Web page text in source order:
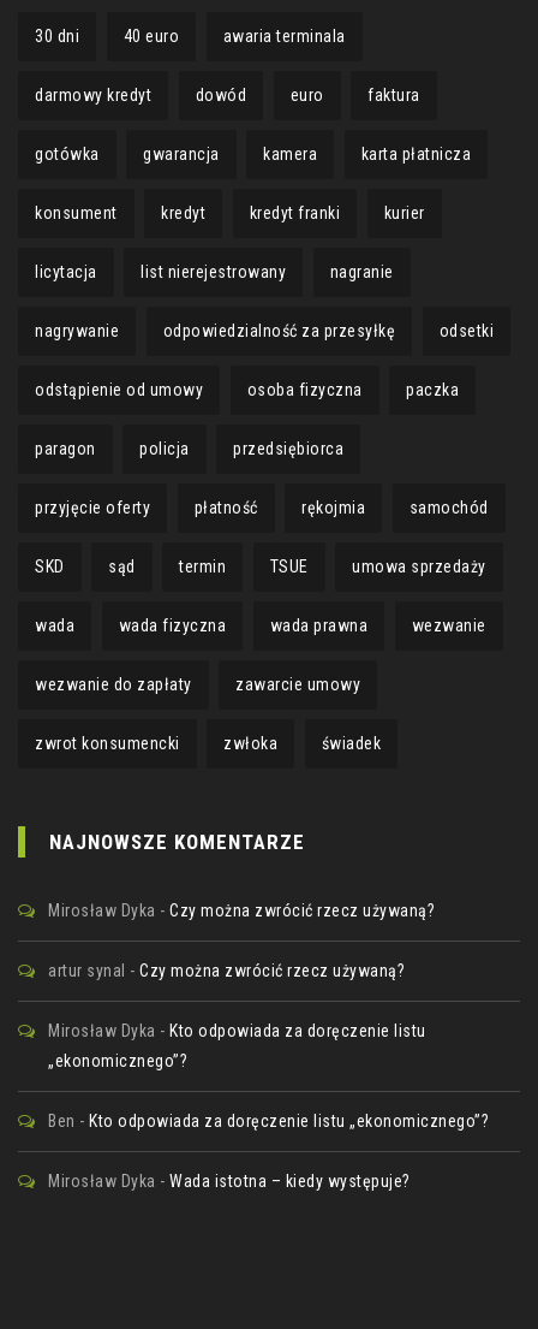
30 dni 40 euro awaria terminala
darmowy kredyt dowód euro faktura
gotówka gwarancja kamera karta płatnicza
konsument kredyt kredyt franki kurier
licytacja list nierejestrowany nagranie
nagrywanie odpowiedzialność za przesyłkę odsetki
odstąpienie od umowy osoba fizyczna paczka
paragon policja przedsiębiorca
przyjęcie oferty płatność rękojmia samochód
SKD sąd termin TSUE umowa sprzedaży
wada wada fizyczna wada prawna wezwanie
wezwanie do zapłaty zawarcie umowy
zwrot konsumencki zwłoka świadek
NAJNOWSZE KOMENTARZE
Mirosław Dyka - Czy można zwrócić rzecz używaną?
artur synal - Czy można zwrócić rzecz używaną?
Mirosław Dyka - Kto odpowiada za doręczenie listu
„ekonomicznego”?
Ben - Kto odpowiada za doręczenie listu „ekonomicznego”?
Mirosław Dyka - Wada istotna – kiedy występuje?